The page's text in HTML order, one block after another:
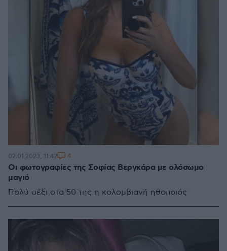
Οι φωτογραφίες της Σοφίας Βεργκάρα με ολόσωμο
μαγιό
Πολύ σέξι στα 50 της η κολομβιανή ηθοποιός
02.01.2023, 11:42 4